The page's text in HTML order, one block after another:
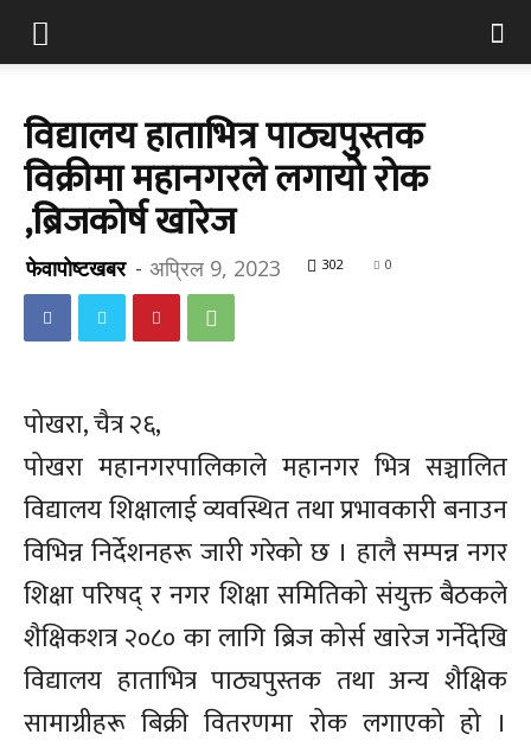
विद्यालय हाताभित्र पाठ्यपुस्तक
विक्रीमा महानगरले लगायो रोक
,ब्रिजकोर्ष खारेज
फेवापोष्टखबर - अप्रिल 9, 2023 302 0
पोखरा, चैत्र २६,
पोखरा महानगरपालिकाले महानगर भित्र सञ्चालित
विद्यालय शिक्षालाई व्यवस्थित तथा प्रभावकारी बनाउन
विभिन्न निर्देशनहरू जारी गरेको छ । हालै सम्पन्न नगर
शिक्षा परिषद् र नगर शिक्षा समितिको संयुक्त बैठकले
शैक्षिकशत्र २०८० का लागि ब्रिज कोर्स खारेज गर्नेदेखि
विद्यालय हाताभित्र पाठ्यपुस्तक तथा अन्य शैक्षिक
सामाग्रीहरू बिक्री वितरणमा रोक लगाएको हो ।